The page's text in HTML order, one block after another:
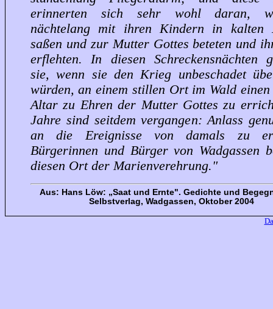
erinnerten sich sehr wohl daran,
nächtelang mit ihren Kindern in kalten
saßen und zur Mutter Gottes beteten und
erflehten. In diesen Schreckensnächten
sie, wenn sie den Krieg unbeschadet
würden, an einem stillen Ort im Wald
Altar zu Ehren der Mutter Gottes zu
Jahre sind seitdem vergangen: Anlass
an die Ereignisse von damals zu
Bürgerinnen und Bürger von Wadgassen
diesen Ort der Marienverehrung."
Aus: Hans Löw: „Saat und Ernte". Gedichte und
Selbstverlag, Wadgassen, Oktober 2004